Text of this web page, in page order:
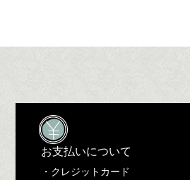
お支払いについて
・クレジットカード